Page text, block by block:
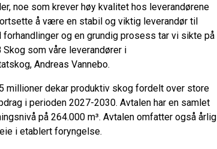
noe som krever høy kvalitet hos leverandørene
å være en stabil og viktig leverandør til
og en grundig prosess tar vi sikte på
Skog som våre leverandører i
Andreas Vannebo.
dekar produktiv skog fordelt over store
i perioden 2027-2030. Avtalen har en samlet
på 264.000 m³. Avtalen omfatter også årlig
i etablert foryngelse.